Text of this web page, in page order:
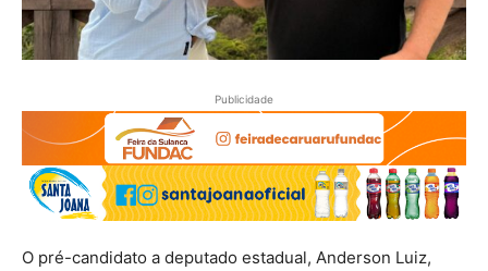
Publicidade
O pré-candidato a deputado estadual, Anderson Luiz,